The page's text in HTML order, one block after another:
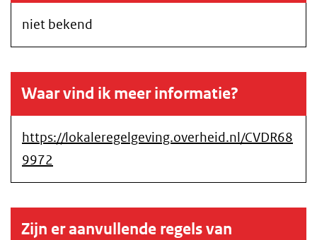
niet bekend
Waar vind ik meer informatie?
https://lokaleregelgeving.overheid.nl/CVDR68
9972
Zijn er aanvullende regels van